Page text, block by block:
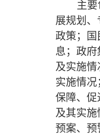
主
展规划、
政策；国
息；政府
及实施情
实施情况
保障、促
及其实施
预案、预